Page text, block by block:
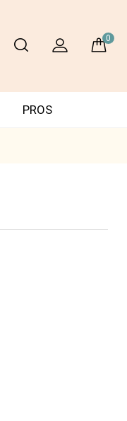
0
PROS